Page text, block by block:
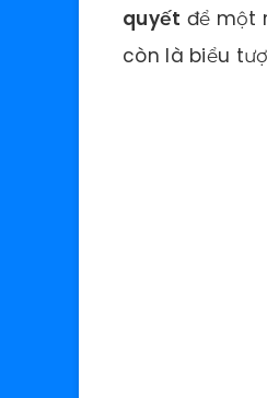
quyết để một
còn là biểu